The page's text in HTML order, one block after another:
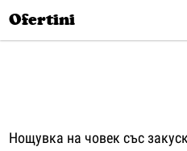
Ofertini
Нощувка на човек със